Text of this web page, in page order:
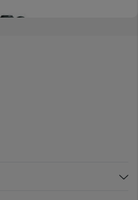
Vinho E 2 Rolhas